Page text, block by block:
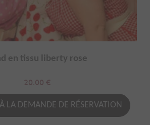
en tissu liberty rose
20.00 €
LA DEMANDE DE RÉSERVATION